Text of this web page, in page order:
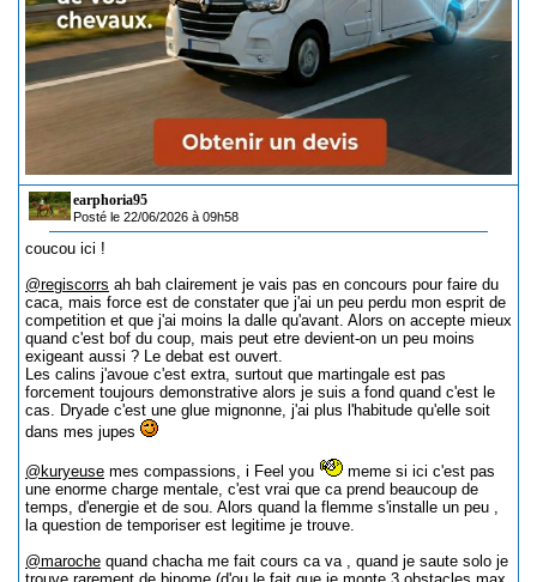
earphoria95
Posté le 22/06/2026 à 09h58
coucou ici !
@regiscorrs ah bah clairement je vais pas en concours pour faire du
caca, mais force est de constater que j'ai un peu perdu mon esprit de
competition et que j'ai moins la dalle qu'avant. Alors on accepte mieux
quand c'est bof du coup, mais peut etre devient-on un peu moins
exigeant aussi ? Le debat est ouvert.
Les calins j'avoue c'est extra, surtout que martingale est pas
forcement toujours demonstrative alors je suis a fond quand c'est le
cas. Dryade c'est une glue mignonne, j'ai plus l'habitude qu'elle soit
dans mes jupes
@kuryeuse mes compassions, i Feel you
meme si ici c'est pas
une enorme charge mentale, c'est vrai que ca prend beaucoup de
temps, d'energie et de sou. Alors quand la flemme s'installe un peu ,
la question de temporiser est legitime je trouve.
@maroche quand chacha me fait cours ca va , quand je saute solo je